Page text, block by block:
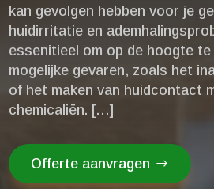
kan gevolgen hebben voor je
huidirritatie en
essenitieel om op de hoogte te
mogelijke gevaren, zoals het
of het maken van huidcontact
chemicaliën.​ […]
Offerte aanvragen